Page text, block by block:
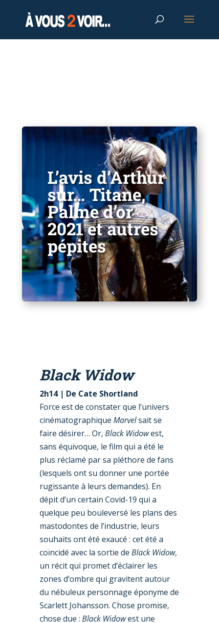
L’avis d’Arthur
sur… Titane,
Palme d’or
2021 et autres
pépites
Black Widow
2h14 | De Cate Shortland
Force est de constater que l’univers
cinématographique Marvelsait se
faire désirer… Or, Black Widowest,
sans équivoque, le film qui a été le
plus réclamé par sa pléthore de fans
(lesquels ont su donner une portée
rugissante à leurs demandes). En
dépit d’un certain Covid-19 qui a
quelque peu bouleversé les plans des
mastodontes de l’industrie, leurs
souhaits ont été exaucé : cet été a
coïncidé avec la sortie de Black Widow,
un récit qui promet d’éclairer les
zones d’ombre qui gravitent autour
du nébuleux personnage éponyme de
Scarlett Johansson. Chose promise,
chose due : Black Widowest une